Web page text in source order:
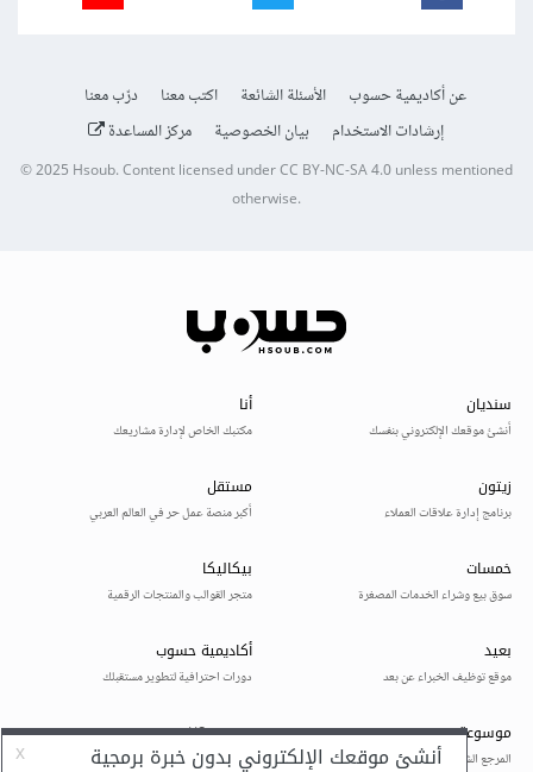
عن أكاديمية حسوب الأسئلة الشائعة اكتب معنا
درّب معنا
إرشادات الاستخدام
بيان الخصوصية مركز المساعدة
© 2025Hsoub.Content licensed underCC BY-NC-SA 4.0unless mentioned
otherwise.